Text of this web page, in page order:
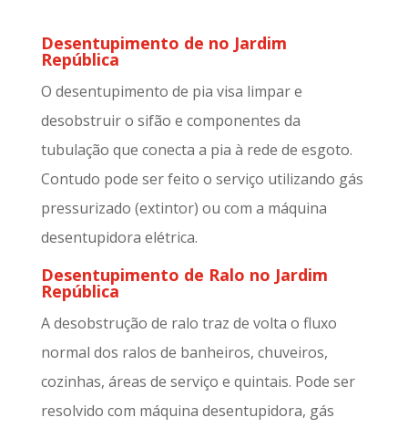
Desentupimento de no Jardim
República
O desentupimento de pia visa limpar e
desobstruir o sifão e componentes da
tubulação que conecta a pia à rede de esgoto.
Contudo pode ser feito o serviço utilizando gás
pressurizado (extintor) ou com a máquina
desentupidora elétrica.
Desentupimento de Ralo no Jardim
República
A desobstrução de ralo traz de volta o fluxo
normal dos ralos de banheiros, chuveiros,
cozinhas, áreas de serviço e quintais. Pode ser
resolvido com máquina desentupidora, gás